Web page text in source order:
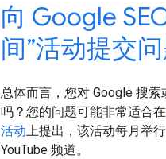
向 Google
间”活动提交
总体而言，您对 Google 搜索
吗？您的问题可能非常适合在
活动上提出，该活动每月举
YouTube 频道。